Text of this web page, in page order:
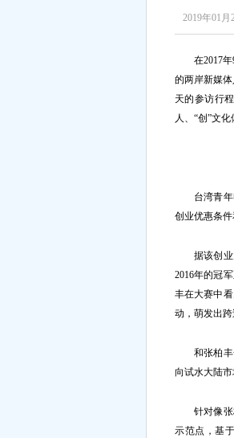
2019年01月
在2017年9
的两岸新媒
天的参访行
人、“创”文
台湾青年电
创业优惠条件
据该创业大
2016年的冠
丰在大赛中
动，萌发出跨
和张柏丰一
向试水大陆市
针对像张柏
示范点，基